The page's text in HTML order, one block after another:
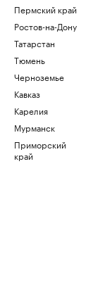
Пермский край
Ростов-на-Дону
Татарстан
Тюмень
Черноземье
Кавказ
Карелия
Мурманск
Приморский
край